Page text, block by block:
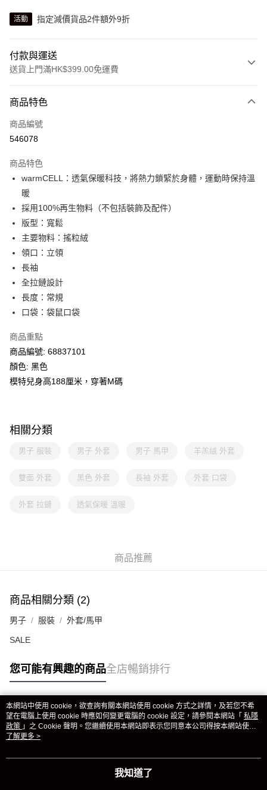
活動 指定減價貨品2件額外9折
付款與運送
送貨上門滿HK$399.00免運費
信用卡
線上付款
Alipay, PayMe, WeChat Pay, UnionPay, FPS
送貨方式
單筆訂單淨值滿$399可享免運費優惠
每筆HK$30.00，滿HK$399.00或以上免運費
滿$599可享澳門免運費優惠
商品特色
商品編號
546078
商品特色
warmCELL：透氣保暖科技，將熱力鎖緊於身體，運動時保持溫
暖
採用100%再生物料（不包括裝飾及配件）
版型：寬鬆
主要物料：搖粒絨
領口：立領
長袖
全拉鏈設計
長度：常規
口袋：袋鼠口袋
商品重點
商品編號: 68837101
顏色: 黑色
模特兒身高188厘米，穿著M碼
相關分類
男子 服裝 男子 外套 男子 馬甲 羊羔絨 外套
雙面 外套 黑色 外套 長袖 外套 外套 口袋
外套 拉鏈 透氣保暖 溫暖
商品推薦
商品相關分類 (2)
男子 服裝 外套/馬甲
SALE
您可能有興趣的商品全店暢銷排行
熱門標籤
熱銷排行
本網站中使用 cookie，欲查詢有關本網站使用 cookie 方式之詳情，及若您不希
望在電腦上使用 cookie 時應如何變更電腦的 cookie 設定，請參閱本網站「 私隱
政策 」之 Cookie 聲明。您繼續使用本網站即表示您同意本公司得按本網站使用
條款之 Cookie 聲明使用 cookie。
了解更多 >
我知道了